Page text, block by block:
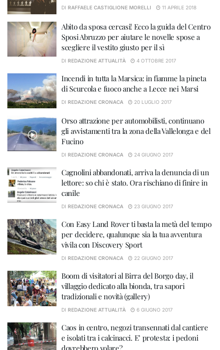
DI RAFFAELE CASTIGLIONE MORELLI 11 APRILE 2018
Abito da sposa cercasi! Ecco la guida del Centro
Sposi Abruzzo per aiutare le novelle spose a
scegliere il vestito giusto per il sì
DI REDAZIONE ATTUALITÀ 4 OTTOBRE 2017
Incendi in tutta la Marsica: in fiamme la pineta
di Scurcola e fuoco anche a Lecce nei Marsi
DI REDAZIONE CRONACA 20 LUGLIO 2017
Orso attrazione per automobilisti, continuano
gli avvistamenti tra la zona della Vallelonga e del
Fucino
DI REDAZIONE CRONACA 24 GIUGNO 2017
Cagnolini abbandonati, arriva la denuncia di un
lettore: so chi è stato. Ora rischiano di finire in
canile
DI REDAZIONE CRONACA 23 GIUGNO 2017
Con Easy Land Rover ti basta la metà del tempo
per decidere, qualunque sia la tua avventura
vivila con Discovery Sport
DI REDAZIONE CRONACA 22 GIUGNO 2017
Boom di visitatori al Birra del Borgo day, il
villaggio dedicato alla bionda, tra sapori
tradizionali e novità (gallery)
DI REDAZIONE ATTUALITÀ 6 GIUGNO 2017
Caos in centro, negozi transennati dal cantiere
e isolati tra i calcinacci. E’ protesta: i pedoni